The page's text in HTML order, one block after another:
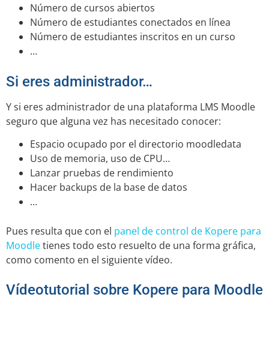
Número de cursos abiertos
Número de estudiantes conectados en línea
Número de estudiantes inscritos en un curso
…
Si eres administrador…
Y si eres administrador de una plataforma LMS Moodle
seguro que alguna vez has necesitado conocer:
Espacio ocupado por el directorio moodledata
Uso de memoria, uso de CPU…
Lanzar pruebas de rendimiento
Hacer backups de la base de datos
…
Pues resulta que con el panel de control de Kopere para
Moodletienes todo esto resuelto de una forma gráfica,
como comento en el siguiente vídeo.
Vídeotutorial sobre Kopere para Moodle